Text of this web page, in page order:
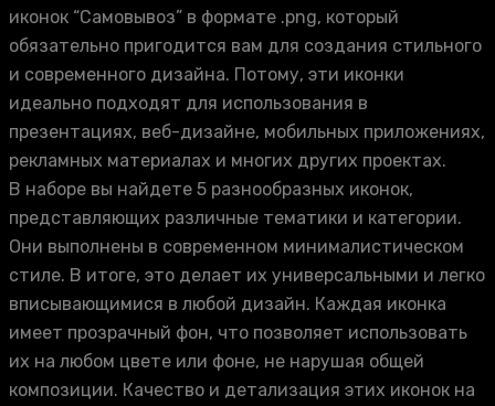
иконок “Самовывоз” в формате .png, который
обязательно пригодится вам для создания стильного
и современного дизайна. Потому, эти иконки
идеально подходят для использования в
презентациях, веб-дизайне, мобильных приложениях,
рекламных материалах и многих других проектах.
В наборе вы найдете 5 разнообразных иконок,
представляющих различные тематики и категории.
Они выполнены в современном минималистическом
стиле. В итоге, это делает их универсальными и легко
вписывающимися в любой дизайн. Каждая иконка
имеет прозрачный фон, что позволяет использовать
их на любом цвете или фоне, не нарушая общей
композиции. Качество и детализация этих иконок на